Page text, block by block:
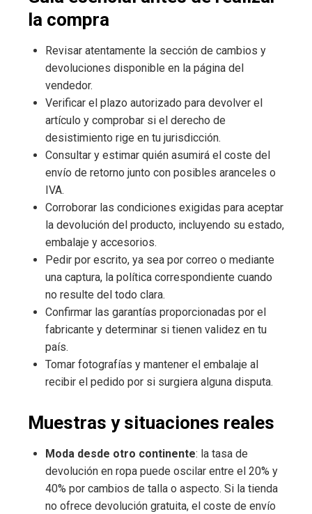
la compra
Revisar atentamente la sección de cambios y
devoluciones disponible en la página del
vendedor.
Verificar el plazo autorizado para devolver el
artículo y comprobar si el derecho de
desistimiento rige en tu jurisdicción.
Consultar y estimar quién asumirá el coste del
envío de retorno junto con posibles aranceles o
IVA.
Corroborar las condiciones exigidas para aceptar
la devolución del producto, incluyendo su estado,
embalaje y accesorios.
Pedir por escrito, ya sea por correo o mediante
una captura, la política correspondiente cuando
no resulte del todo clara.
Confirmar las garantías proporcionadas por el
fabricante y determinar si tienen validez en tu
país.
Tomar fotografías y mantener el embalaje al
recibir el pedido por si surgiera alguna disputa.
Muestras y situaciones reales
Moda desde otro continente: la tasa de
devolución en ropa puede oscilar entre el 20% y
40% por cambios de talla o aspecto. Si la tienda
no ofrece devolución gratuita, el coste de envío